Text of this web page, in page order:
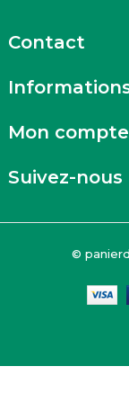
Contact
Mon compte
Suivez-nous
©